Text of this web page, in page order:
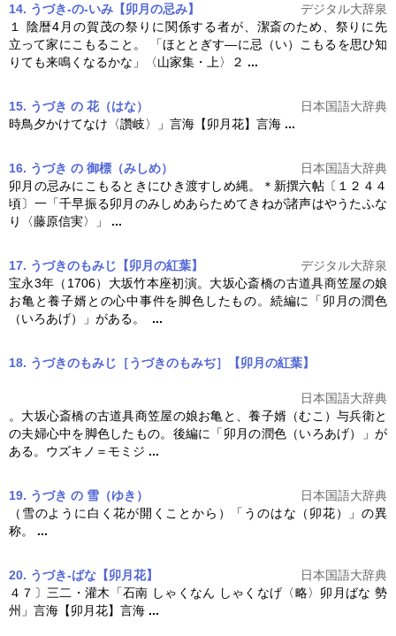
14. うづき‐の‐いみ【卯月の忌み】
デジタル大辞泉
１ 陰暦4月の賀茂の祭りに関係する者が、潔斎のため、祭りに先
立って家にこもること。 「ほととぎす―に忌（い）こもるを思ひ知
りても来鳴くなるかな」〈山家集・上〉２ ...
15. うづき の 花（はな）
日本国語大辞典
時鳥夕かけてなけ〈讚岐〉」言海【卯月花】言海 ...
16. うづき の 御標（みしめ）
日本国語大辞典
卯月 の忌みにこもるときにひき渡すしめ縄。＊新撰六帖〔１２４４
頃〕一「千早振る卯月 のみしめあらためてきねが諸声はやうたふな
り〈藤原信実〉」 ...
17. うづきのもみじ【卯月の紅葉】
デジタル大辞泉
宝永3年（1706）大坂竹本座初演。大坂心斎橋の古道具商笠屋の娘
お亀と養子婿との心中事件を脚色したもの。続編に「 卯月の潤色
（いろあげ）」がある。 ...
18. うづきのもみじ［うづきのもみぢ］【卯月の紅葉】
日本国語大辞典
。大坂心斎橋の古道具商笠屋の娘お亀と、養子婿（むこ）与兵衛と
の夫婦心中を脚色したもの。後編に「 卯月の潤色（いろあげ）」が
ある。ウズキノ＝モミジ ...
19. うづき の 雪（ゆき）
日本国語大辞典
（雪のように白く花が開くことから）「うのはな（卯花）」の異
称。 ...
20. うづき‐ばな【卯月花】
日本国語大辞典
４７〕三二・灌木「石南 しゃくなん しゃくなげ〈略〉 卯月 ばな 勢
州」言海【卯月花】言海 ...